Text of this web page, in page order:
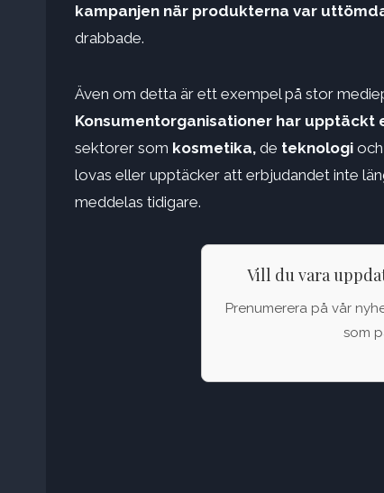
kampanjen när produkterna var
drabbade.
Även om detta är ett exempel på stor
Konsumentorganisationer har upptäckt
sektorer som kosmetika, de teknologi och
lovas eller upptäcker att erbjudandet inte
meddelas tidigare.
Vill du vara
Prenumerera på vår
som